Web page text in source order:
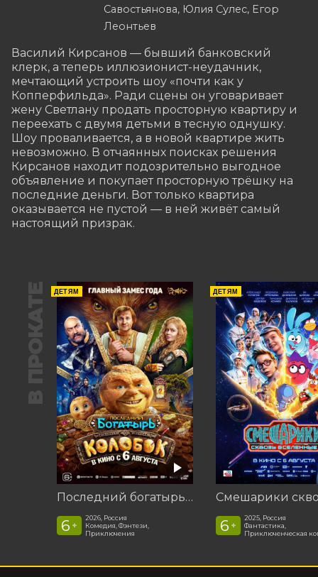
Савостьянова, Юлия Сулес, Егор
Леонтьев
Василий Кирсанов — бывший банковский
клерк, а теперь иллюзионист-неудачник,
мечтающий устроить шоу «почти как у
Копперфильда». Ради сцены он уговаривает
жену Светлану продать просторную квартиру и
переехать с двумя детьми в тесную однушку.
Шоу проваливается, а в новой квартире жить
невозможно. В отчаянных поисках решения
Кирсанов находит подозрительно выгодное
объявление и покупает просторную трёшку на
последние деньги. Вот только квартира
оказывается не пустой — в ней живёт самый
настоящий призрак.
В ПРОКАТЕ ДЕТЯМ
Последний богатырь. Колобок
6 +
2026, Россия
Комедия, Фэнтези,
Приключения
ДЕТЯМ
6 +
2025, Россия
Фантастика,
Приключенческая